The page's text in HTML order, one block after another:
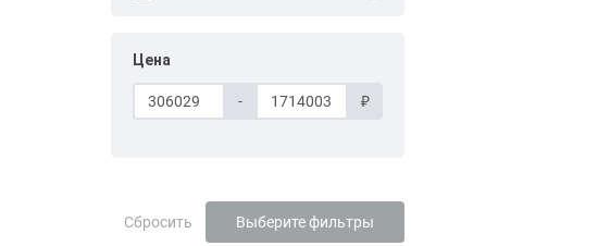
Цена
- ₽
Сбросить Выберите фильтры